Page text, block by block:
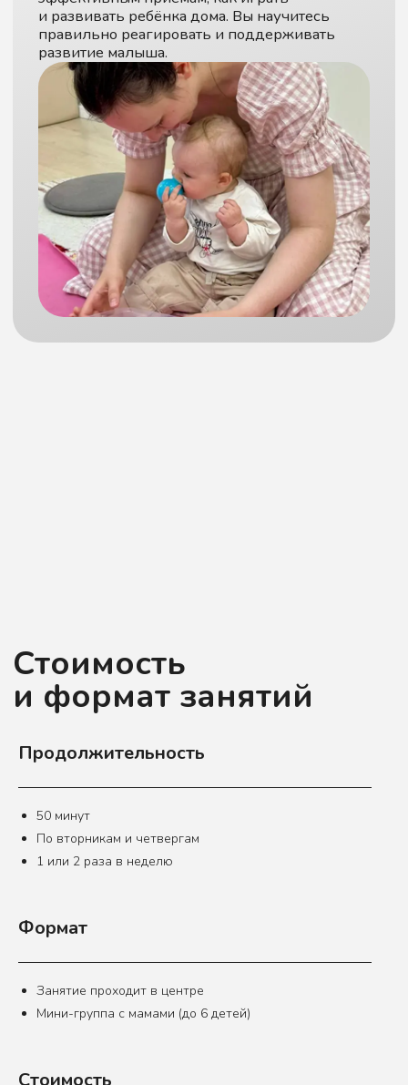
Продолжительность
50 минут
По вторникам и четвергам
1 или 2 раза в неделю
Формат
Занятие проходит в центре
Мини-группа с мамами (до 6 детей)
Стоимость
Записаться
Алины Старковой
развитии, делится
и идеями для игр дома.
Перейти в TG-канал